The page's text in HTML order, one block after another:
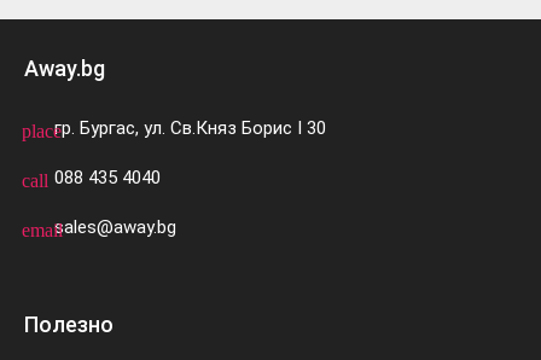
Away.bg
placeгр. Бургас, ул. Св.Княз Борис I 30
call 088 435 4040
emailsales@away.bg
Полезно